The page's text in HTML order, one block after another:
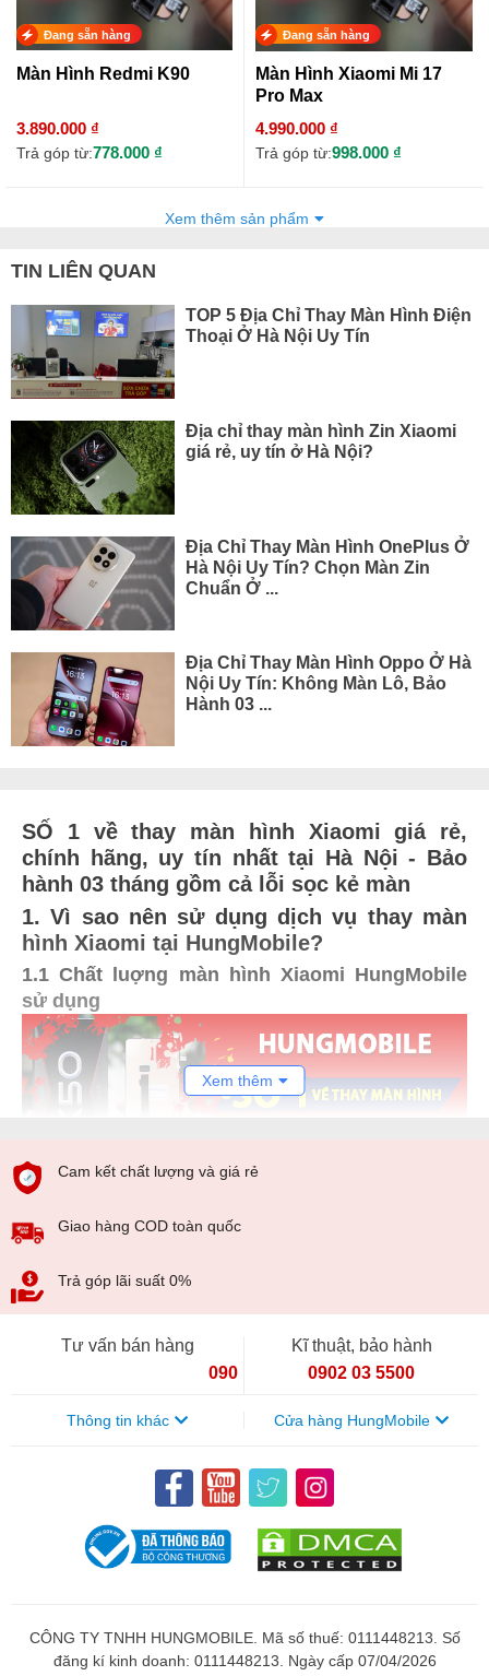
Màn Hình Redmi K90
3.890.000 ₫
Trả góp từ:778.000 ₫
Đang sẵn hàng
Màn Hình Xiaomi Mi 17
Pro Max
4.990.000 ₫
Trả góp từ:998.000 ₫
Đang sẵn hàng
Xem thêm sản phẩm
TIN LIÊN QUAN
TOP 5 Địa Chỉ Thay Màn Hình Điện
Thoại Ở Hà Nội Uy Tín
Địa chỉ thay màn hình Zin Xiaomi
giá rẻ, uy tín ở Hà Nội?
Địa Chỉ Thay Màn Hình OnePlus Ở
Hà Nội Uy Tín? Chọn Màn Zin
Chuẩn Ở ...
Địa Chỉ Thay Màn Hình Oppo Ở Hà
Nội Uy Tín: Không Màn Lô, Bảo
Hành 03 ...
SỐ 1 về thay màn hình Xiaomi giá rẻ,
chính hãng, uy tín nhất tại Hà Nội - Bảo
hành 03 tháng gồm cả lỗi sọc kẻ màn
1. Vì sao nên sử dụng dịch vụ thay màn
hình Xiaomi tại HungMobile?
1.1 Chất luợng màn hình Xiaomi HungMobile
sử dụng
hình điện thoạiXiaomi
khác nhau, sự khác biệt này là do chất luợng màn hình
màn kém chất luợng thì giá thay sẽ rất rẻ. Lúc thay thế
xong có thể nguời dùng sẽ không phát hiện ra tuy nhiên
Xem thêm
Cam kết chất lượng và giá rẻ
Giao hàng COD toàn quốc
Trả góp lãi suất 0%
Tư vấn bán hàng
090 154 8866
Kĩ thuật, bảo hành
0902 03 5500
Thông tin khác Cửa hàng HungMobile
CÔNG TY TNHH HUNGMOBILE. Mã số thuế: 0111448213. Số
đăng kí kinh doanh: 0111448213. Ngày cấp 07/04/2026